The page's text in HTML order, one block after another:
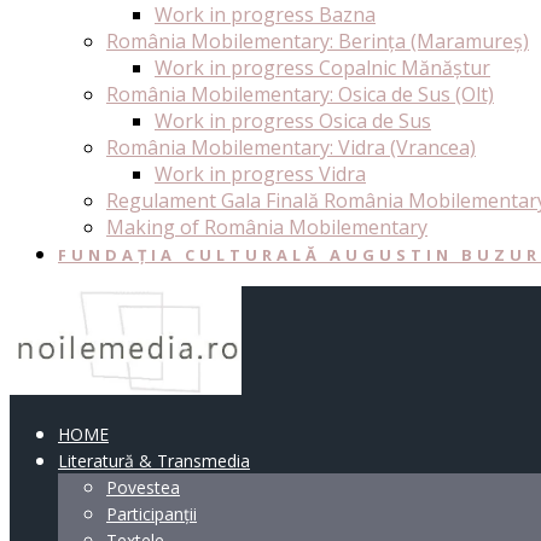
Work in progress Bazna
România Mobilementary: Berința (Maramureș)
Work in progress Copalnic Mănăștur
România Mobilementary: Osica de Sus (Olt)
Work in progress Osica de Sus
România Mobilementary: Vidra (Vrancea)
Work in progress Vidra
Regulament Gala Finală România
Making of România Mobilementary
FUNDAȚIA CULTURALĂ AUGUSTIN
HOME
Literatură & Transmedia
Povestea
Participanții